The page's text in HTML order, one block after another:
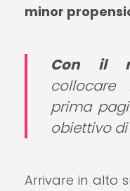
minor
Con il
prima
obiettivo
Arrivare in alto